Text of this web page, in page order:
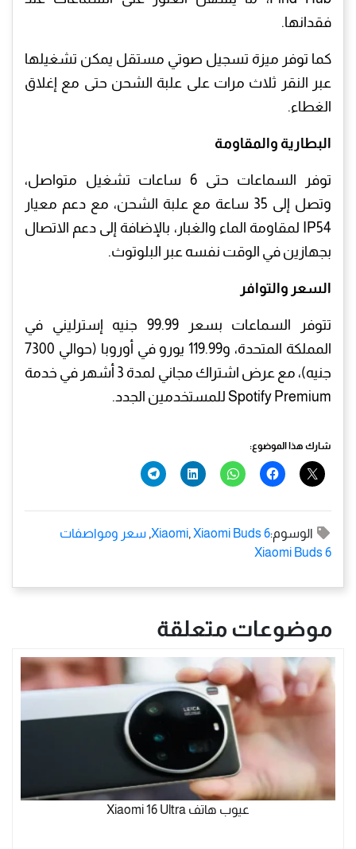
فقدانها.
كما توفر ميزة تسجيل صوتي مستقل يمكن تشغيلها
عبر النقر ثلاث مرات على علبة الشحن حتى مع إغلاق
الغطاء.
البطارية والمقاومة
توفر السماعات حتى 6 ساعات تشغيل متواصل،
وتصل إلى 35 ساعة مع علبة الشحن، مع دعم معيار
IP54 لمقاومة الماء والغبار، بالإضافة إلى دعم الاتصال
بجهازين في الوقت نفسه عبر البلوتوث.
السعر والتوافر
تتوفر السماعات بسعر 99.99 جنيه إسترليني في
المملكة المتحدة، و119.99 يورو في أوروبا (حوالي 7300
جنيه)، مع عرض اشتراك مجاني لمدة 3 أشهر في خدمة
Spotify Premium للمستخدمين الجدد.
شارك هذا الموضوع:
الوسوم: Xiaomi, Xiaomi Buds 6
, سعر ومواصفات
Xiaomi Buds 6
موضوعات متعلقة
عيوب هاتف Xiaomi 16 Ultra